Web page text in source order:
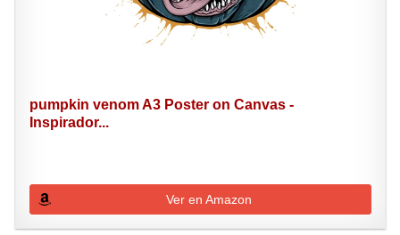
pumpkin venom A3 Poster on Canvas -
Inspirador...
Ver en Amazon